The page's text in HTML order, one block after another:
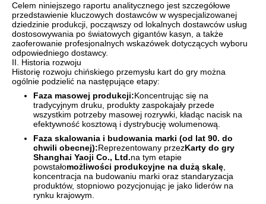
Celem niniejszego raportu analitycznego jest szczegółowe
przedstawienie kluczowych dostawców w wyspecjalizowanej
dziedzinie produkcji, począwszy od lokalnych dostawców usług
dostosowywania po światowych gigantów kasyn, a także
zaoferowanie profesjonalnych wskazówek dotyczących wyboru
odpowiedniego dostawcy.
II. Historia rozwoju
Historię rozwoju chińskiego przemysłu kart do gry można
ogólnie podzielić na następujące etapy:
Faza masowej produkcji:Koncentrując się na
tradycyjnym druku, produkty zaspokajały przede
wszystkim potrzeby masowej rozrywki, kładąc nacisk na
efektywność kosztową i dystrybucję wolumenową.
Faza skalowania i budowania marki (od lat 90. do
chwili obecnej):Reprezentowany przezKarty do gry
Shanghai Yaoji Co., Ltd.na tym etapie
powstałomożliwości produkcyjne na dużą skalę
koncentracja na budowaniu marki oraz standaryzacja
produktów, stopniowo pozycjonując je jako liderów na
rynku krajowym.